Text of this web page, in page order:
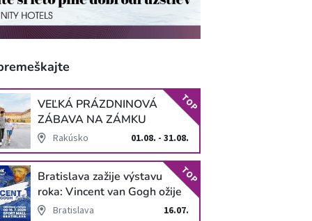
VEĽKÁ PRÁZDNINOVÁ
ZÁBAVA NA ZÁMKU
SCHLOSS HOF
Rakúsko 01.08. - 31.08.
TOP
Bratislava zažije výstavu
roka: Vincent van Gogh ožije
v unikátnej imerzívnej šou!
Bratislava 16.07.
TOP